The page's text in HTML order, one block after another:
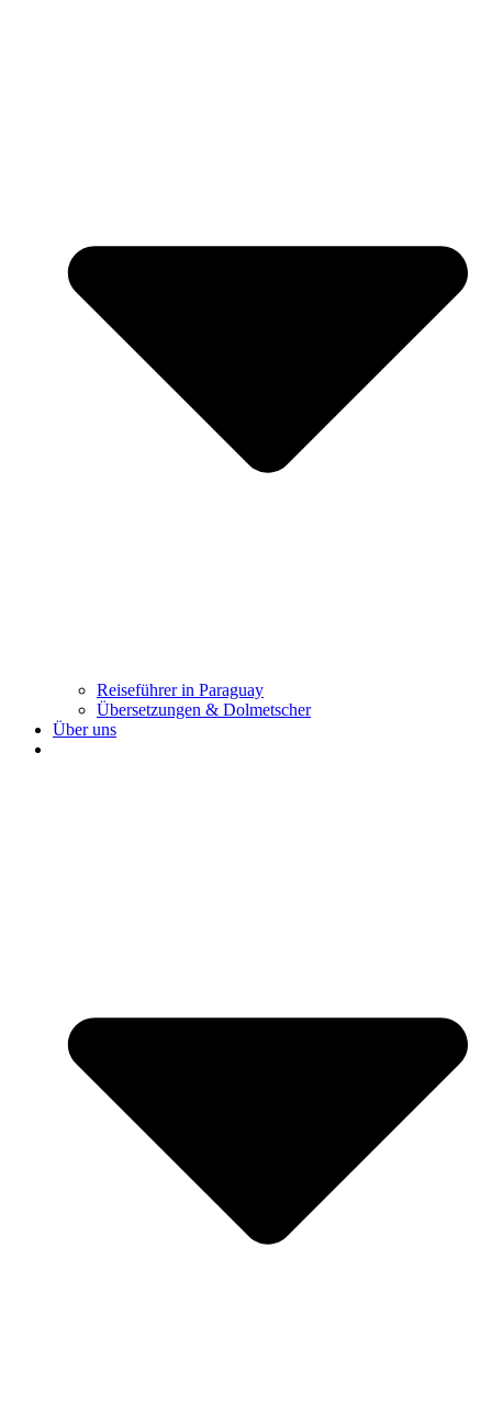
Reiseführer in Paraguay
Übersetzungen & Dolmetscher
Über uns